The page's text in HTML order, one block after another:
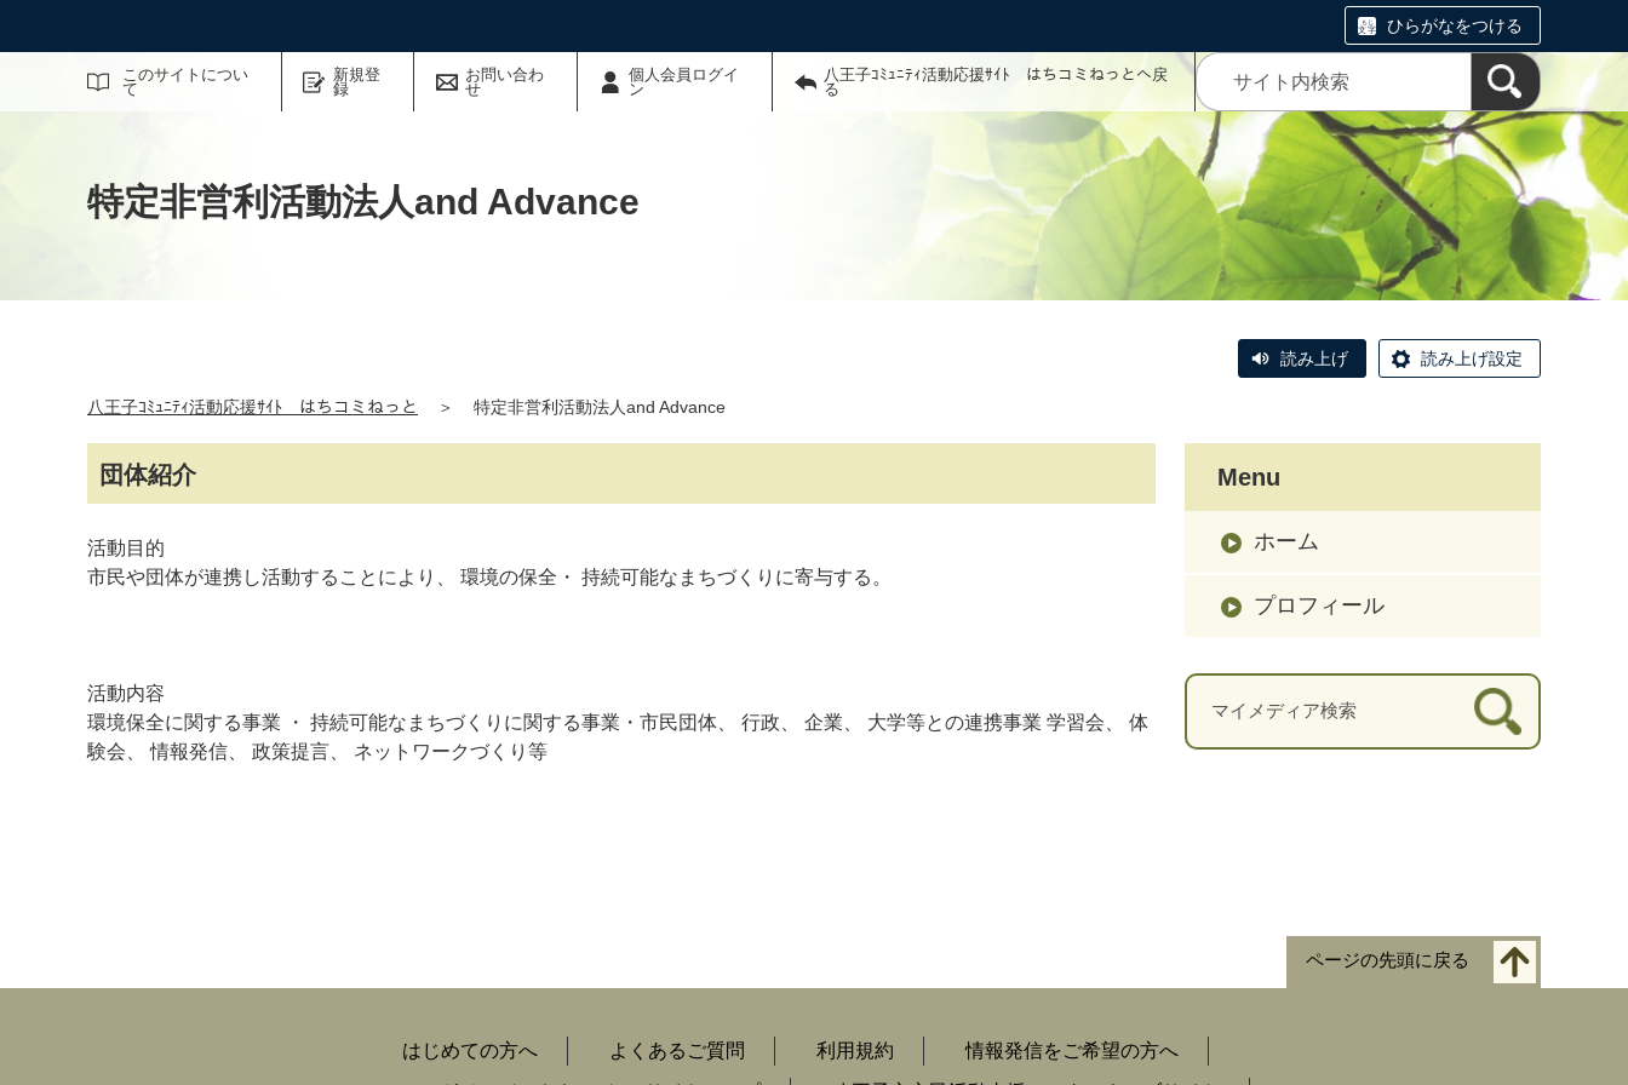
ひらがなをつける
このサイトについ
て
新規登
録
お問い合わ
せ
個人会員ログイ
ン
八王子ｺﾐｭﾆﾃｨ活動応援ｻｲﾄ はちコミねっとへ戻
る
サイト内検索
特定非営利活動法人and Advance
読み上げ 読み上げ設定
八王子ｺﾐｭﾆﾃｨ活動応援ｻｲﾄ はちコミねっと ＞ 特定非営利活動法人and Advance
団体紹介
活動目的
市民や団体が連携し活動することにより、 環境の保全・ 持続可能なまちづくりに寄与する。
活動内容
環境保全に関する事業 ・ 持続可能なまちづくりに関する事業・市民団体、 行政、 企業、 大学等との連携事業 学習会、 体
験会、 情報発信、 政策提言、 ネットワークづくり等
Menu
ホーム
プロフィール
マイメディア検索
ページの先頭に戻る
はじめての方へ よくあるご質問 利用規約
情報発信をご希望の方へ